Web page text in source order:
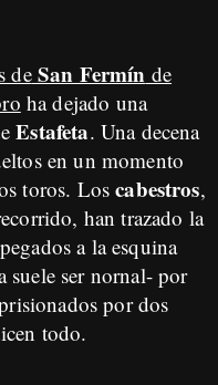
deSan Fermín de
ha dejado una
Estafeta. Una decena
en un momento
toros. Loscabestros,
han trazado la
a la esquina
suele ser nornal- por
por dos
todo.